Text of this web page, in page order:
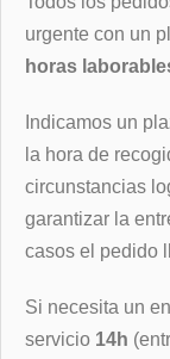
urgente con un
horas
Indicamos un
la hora de
circunstancias
garantizar la
casos el pedido
Si necesita un
servicio 14h